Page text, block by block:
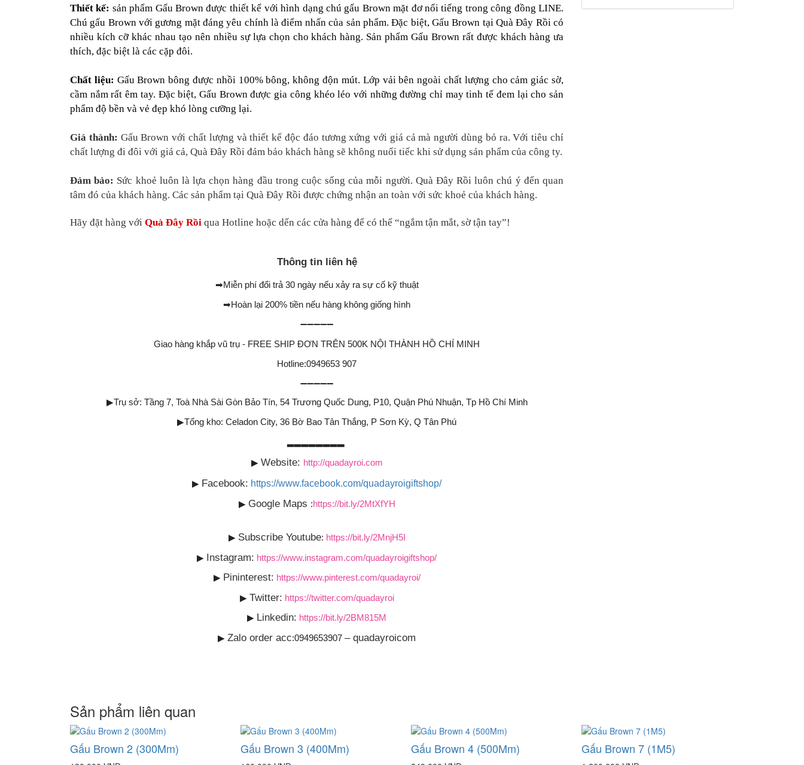
Thiết kế: sản phẩm Gấu Brown được thiết kế với hình dạng chú gấu Brown mặt đơ nổi tiếng trong công đồng LINE.
Chú gấu Brown với gương mặt đáng yêu chính là điểm nhấn của sản phẩm. Đặc biệt, Gấu Brown tại Quà Đây Rồi có
nhiều kích cỡ khác nhau tạo nên nhiều sự lựa chọn cho khách hàng. Sản phẩm Gấu Brown rất được khách hàng ưa
thích, đặc biệt là các cặp đôi.
Chất liệu: Gấu Brown bông được nhồi 100% bông, không độn mút. Lớp vải bên ngoài chất lượng cho cảm giác sờ,
cầm nắm rất êm tay. Đặc biệt, Gấu Brown được gia công khéo léo với những đường chỉ may tinh tế đem lại cho sản
phẩm độ bền và vẻ đẹp khó lòng cưỡng lại.
Giá thành: Gấu Brown với chất lượng và thiết kế độc đáo tương xứng với giá cả mà người dùng bỏ ra. Với tiêu chí
chất lượng đi đôi với giá cả, Quà Đây Rồi đảm bảo khách hàng sẽ không nuối tiếc khi sử dụng sản phẩm của công ty.
Đảm bảo: Sức khoẻ luôn là lựa chọn hàng đầu trong cuộc sống của mỗi người. Quà Đây Rồi luôn chú ý đến quan
tâm đó của khách hàng. Các sản phẩm tại Quà Đây Rồi được chứng nhận an toàn với sức khoẻ của khách hàng.
Hãy đặt hàng với Quà Đây Rồi qua Hotline hoặc dến các cửa hàng để có thể “ngắm tận mắt, sờ tận tay”!
Thông tin liên hệ
➡Miễn phí đổi trả 30 ngày nếu xảy ra sự cố kỹ thuật
➡Hoàn lại 200% tiền nếu hàng không giống hình
➖➖➖➖➖
Giao hàng khắp vũ trụ - FREE SHIP ĐƠN TRÊN 500K NỘI THÀNH HỒ CHÍ MINH
Hotline:0949653 907
➖➖➖➖➖
▶Trụ sở: Tầng 7, Toà Nhà Sài Gòn Bảo Tín, 54 Trương Quốc Dung, P10, Quận Phú Nhuận, Tp Hồ Chí Minh
▶Tổng kho: Celadon City, 36 Bờ Bao Tân Thắng, P Sơn Kỳ, Q Tân Phú
▶ Website: http://quadayroi.com
▶ Facebook: https://www.facebook.com/quadayroigiftshop/
▶ Google Maps :https://bit.ly/2MtXfYH
▶ Subscribe Youtube: https://bit.ly/2MnjH5I
▶ Instagram: https://www.instagram.com/quadayroigiftshop/
▶ Pininterest: https://www.pinterest.com/quadayroi/
▶ Twitter: https://twitter.com/quadayroi
▶ Linkedin: https://bit.ly/2BM815M
▶ Zalo order acc:0949653907 – quadayroicom
Sản phẩm liên quan
Gấu Brown 2 (300Mm) Gấu Brown 3 (400Mm) Gấu Brown 4 (500Mm) Gấu Brown 7 (1M5)